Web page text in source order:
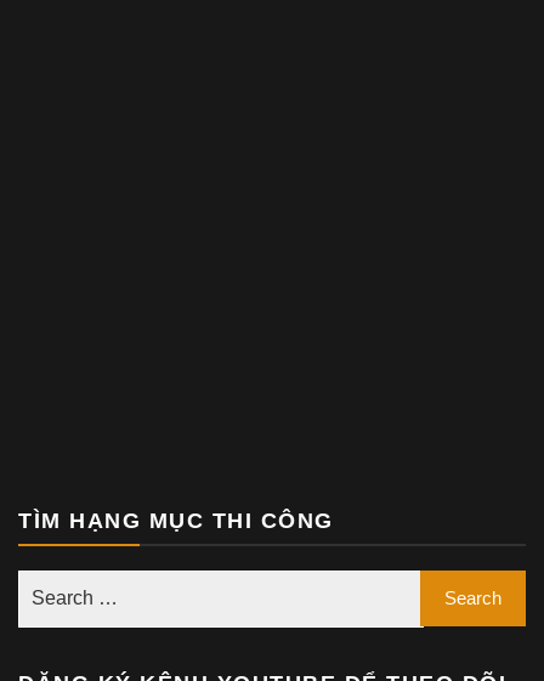
TÌM HẠNG MỤC THI CÔNG